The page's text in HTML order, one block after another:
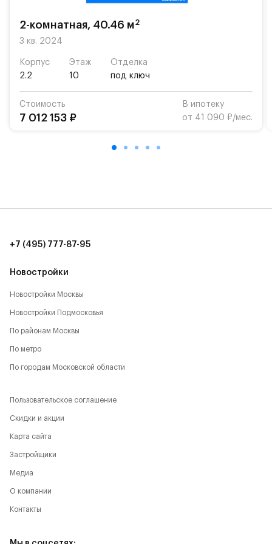
2-комнатная, 40.46 м2
3 кв. 2024
Корпус
2.2
Этаж
10
Отделка
под ключ
Стоимость
7 012 153 ₽
В ипотеку
от 41 090 ₽/мес.
Новостройки
Новостройки Москвы
Новостройки Подмосковья
По районам Москвы
По метро
По городам Московской области
+7 (495) 777-87-95
Пользовательское соглашение
Скидки и акции
Карта сайта
Застройщики
Медиа
О компании
Контакты